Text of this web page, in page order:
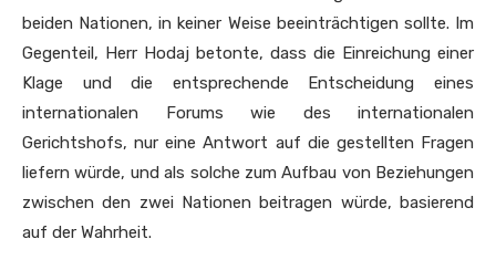
beiden Nationen, in keiner Weise beeinträchtigen sollte. Im
Gegenteil, Herr Hodaj betonte, dass die Einreichung einer
Klage und die entsprechende Entscheidung eines
internationalen Forums wie des internationalen
Gerichtshofs, nur eine Antwort auf die gestellten Fragen
liefern würde, und als solche zum Aufbau von Beziehungen
zwischen den zwei Nationen beitragen würde, basierend
auf der Wahrheit.